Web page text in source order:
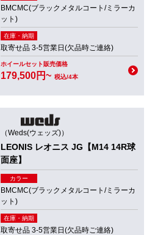
BMCMC(ブラックメタルコート/ミラーカ
ット)
在庫・納期
取寄せ品 3-5営業日(欠品時ご連絡)
ホイールセット販売価格
179,500円~ 税込/4本
（Weds(ウェッズ)）
LEONIS レオニス JG【M14 14R球
面座】
カラー
BMCMC(ブラックメタルコート/ミラーカ
ット)
在庫・納期
取寄せ品 3-5営業日(欠品時ご連絡)